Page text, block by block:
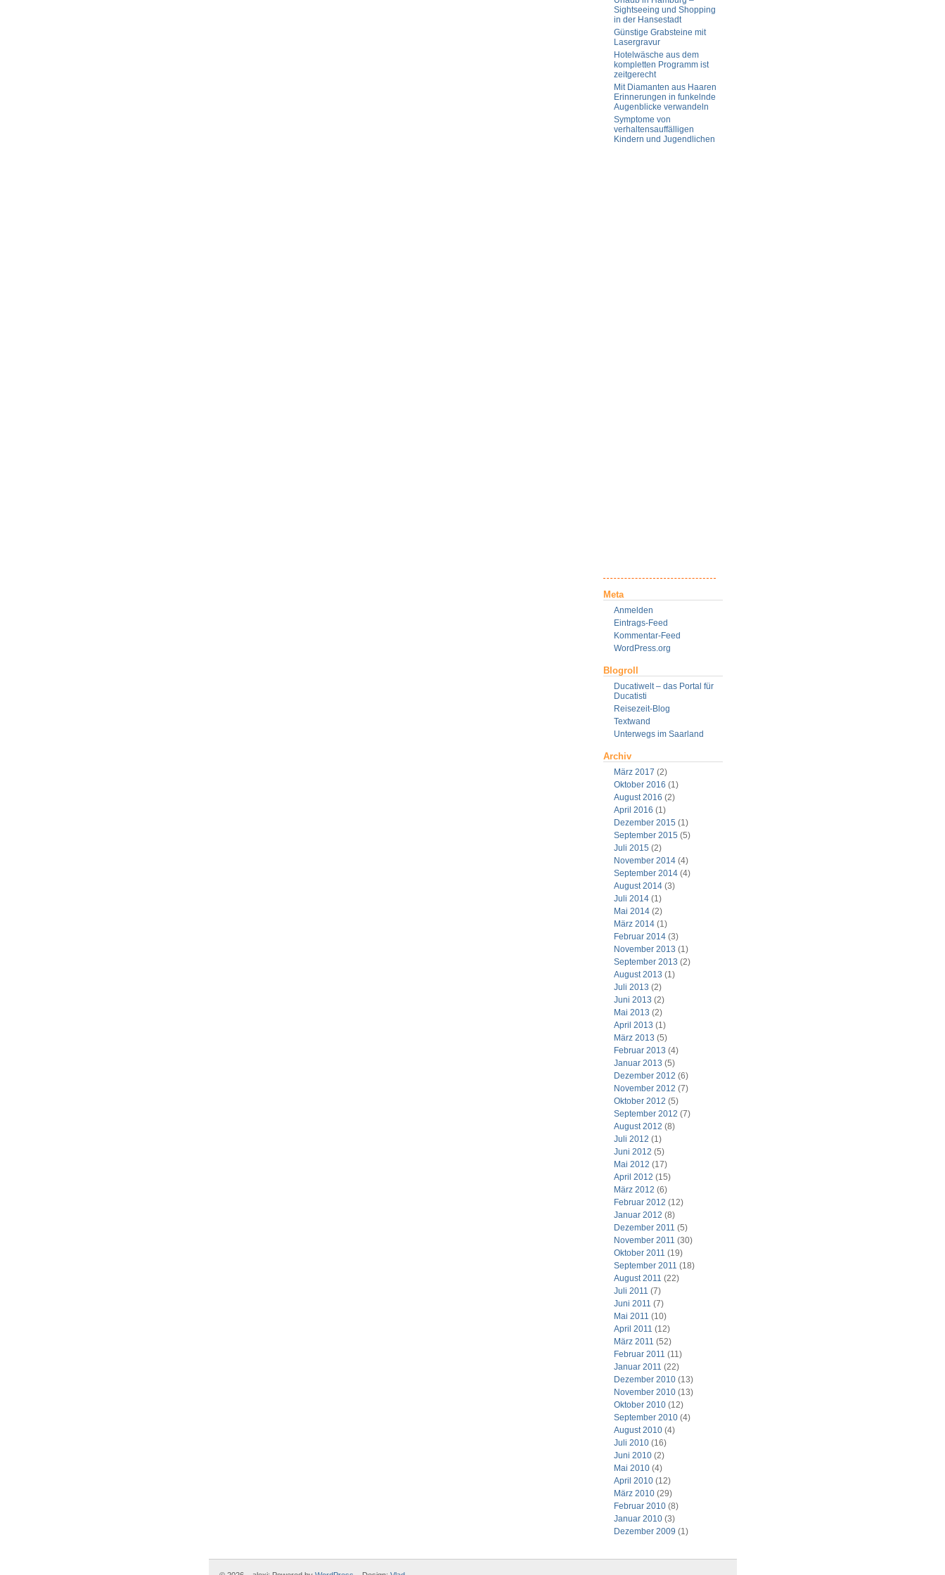
Sightseeing und Shopping
in der Hansestadt
Günstige Grabsteine mit
Lasergravur
Hotelwäsche aus dem
kompletten Programm ist
zeitgerecht
Mit Diamanten aus Haaren
Erinnerungen in funkelnde
Augenblicke verwandeln
Symptome von
verhaltensauffälligen
Kindern und Jugendlichen
Meta
Anmelden
Eintrags-Feed
Kommentar-Feed
WordPress.org
Blogroll
Ducatiwelt – das Portal für
Ducatisti
Reisezeit-Blog
Textwand
Unterwegs im Saarland
Archiv
März 2017 (2)
Oktober 2016 (1)
August 2016 (2)
April 2016 (1)
Dezember 2015 (1)
September 2015 (5)
Juli 2015 (2)
November 2014(4)
September 2014(4)
August 2014(3)
Juli 2014(1)
Mai 2014(2)
März 2014(1)
Februar 2014(3)
November 2013 (1)
September 2013 (2)
August 2013 (1)
Juli 2013 (2)
Juni 2013 (2)
Mai 2013 (2)
April 2013 (1)
März 2013 (5)
Februar 2013 (4)
Januar 2013 (5)
Dezember 2012 (6)
November 2012 (7)
Oktober 2012 (5)
September 2012 (7)
August 2012 (8)
Juli 2012 (1)
Juni 2012 (5)
Mai 2012 (17)
April 2012 (15)
März 2012 (6)
Februar 2012 (12)
Januar 2012 (8)
Dezember 2011 (5)
November 2011 (30)
Oktober 2011 (19)
September 2011 (18)
August 2011 (22)
Juli 2011 (7)
Juni 2011 (7)
Mai 2011 (10)
April 2011 (12)
März 2011 (52)
Februar 2011 (11)
Januar 2011 (22)
Dezember 2010(13)
November 2010(13)
Oktober 2010(12)
September 2010(4)
August 2010(4)
Juli 2010(16)
Juni 2010(2)
Mai 2010(4)
April 2010(12)
März 2010(29)
Februar 2010(8)
Januar 2010(3)
Dezember 2009 (1)